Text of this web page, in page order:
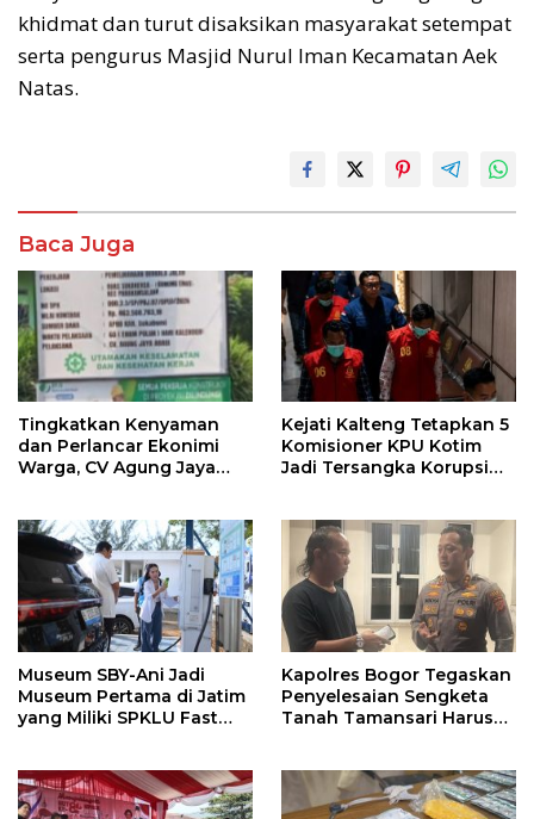
khidmat dan turut disaksikan masyarakat setempat
serta pengurus Masjid Nurul Iman Kecamatan Aek
Natas.
Baca Juga
Tingkatkan Kenyaman
dan Perlancar Ekonimi
Warga, CV Agung Jaya
Kejati Kalteng Tetapkan 5
Komisioner KPU Kotim
Jadi Tersangka Korupsi
Museum SBY-Ani Jadi
Museum Pertama di Jatim
yang Miliki SPKLU Fast
Kapolres Bogor Tegaskan
Penyelesaian Sengketa
Tanah Tamansari Harus